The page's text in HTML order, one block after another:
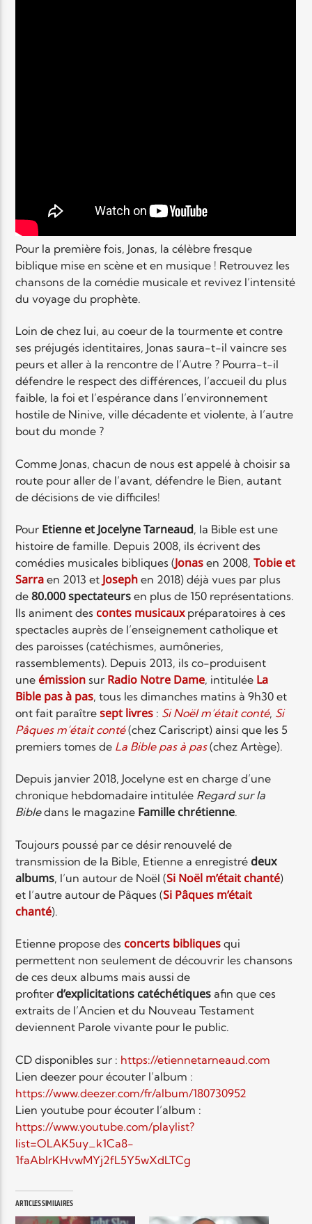
Pour la première fois, Jonas, la célèbre fresque
biblique mise en scène et en musique ! Retrouvez les
chansons de la comédie musicale et revivez l’intensité
du voyage du prophète.
Loin de chez lui, au coeur de la tourmente et contre
ses préjugés identitaires, Jonas saura-t-il vaincre ses
peurs et aller à la rencontre de l’Autre ? Pourra-t-il
défendre le respect des différences, l’accueil du plus
faible, la foi et l’espérance dans l’environnement
hostile de Ninive, ville décadente et violente, à l’autre
bout du monde ?
Comme Jonas, chacun de nous est appelé à choisir sa
route pour aller de l’avant, défendre le Bien, autant
de décisions de vie difficiles!
Pour Etienne et Jocelyne Tarneaud, la Bible est une
histoire de famille. Depuis 2008, ils écrivent des
comédies musicales bibliques (Jonas en 2008,Tobie et
Sarra en 2013 et Joseph en 2018) déjà vues par plus
de80.000 spectateurs en plus de 150 représentations.
Ils animent descontes musicauxpréparatoires à ces
spectacles auprès de l’enseignement catholique et
des paroisses (catéchismes, aumôneries,
rassemblements). Depuis 2013, ils co-produisent
uneémission sur Radio Notre Dame, intitulée La
Bible pas à pas, tous les dimanches matins à 9h30 et
ont fait paraîtresept livres : Si Noël m’était conté, Si
Pâques m’était conté(chez Cariscript) ainsi que les 5
premiers tomes de La Bible pas à pas(chez Artège).
Depuis janvier 2018, Jocelyne est en charge d’une
chronique hebdomadaire intitulée Regard sur la
Bibledans le magazine Famille chrétienne.
Toujours poussé par ce désir renouvelé de
transmission de la Bible, Etienne a enregistrédeux
albums, l’un autour de Noël (Si Noël m’était chanté)
et l’autre autour de Pâques (Si Pâques m’était
chanté).
Etienne propose desconcerts bibliques qui
permettent non seulement de découvrir les chansons
de ces deux albums mais aussi de
profiterd’explicitations catéchétiques afin que ces
extraits de l’Ancien et du Nouveau Testament
deviennent Parole vivante pour le public.
CD disponibles sur : https://etiennetarneaud.com
Lien deezer pour écouter l’album :
https://www.deezer.com/fr/album/180730952
Lien youtube pour écouter l’album :
https://www.youtube.com/playlist?
list=OLAK5uy_k1Ca8-
1faAbIrKHvwMYj2fL5Y5wXdLTCg
ARTICLES SIMILAIRES